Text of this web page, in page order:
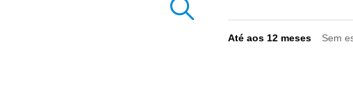
Até aos 12 meses Sem